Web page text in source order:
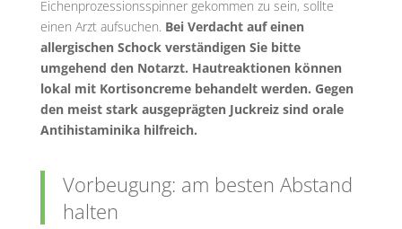
Eichenprozessionsspinner gekommen zu sein, sollte
einen Arzt aufsuchen. Bei Verdacht auf einen
allergischen Schock verständigen Sie bitte
umgehend den Notarzt. Hautreaktionen können
lokal mit Kortisoncreme behandelt werden. Gegen
den meist stark ausgeprägten Juckreiz sind orale
Antihistaminika hilfreich.
Vorbeugung: am besten Abstand
halten